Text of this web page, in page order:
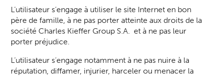
L’utilisateur s’engage à utiliser le site Internet en bon
père de famille, à ne pas porter atteinte aux droits de la
société Charles Kieffer Group S.A. et à ne pas leur
porter préjudice.
L’utilisateur s’engage notamment à ne pas nuire à la
réputation, diffamer, injurier, harceler ou menacer la